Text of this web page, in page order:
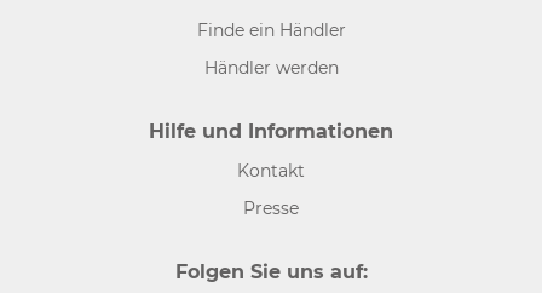
Finde ein Händler
Händler werden
Hilfe und Informationen
Kontakt
Presse
Folgen Sie uns auf: